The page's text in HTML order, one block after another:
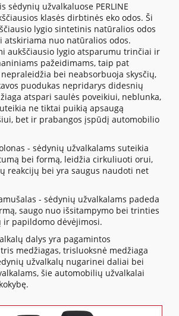
sėdynių užvalkaluose PERLINE
klasės dirbtinės eko odos. Ši
lygio sintetinis natūralios odos
atskiriama nuo natūralios odos.
aukščiausio lygio atsparumu trinčiai ir
pažeidimams, taip pat
bei neabsorbuoja skysčių,
puodukas nepridarys didesnių
atspari saulės poveikiui, neblunka,
ne tiktai puikią apsaugą
bet ir prabangos įspūdį automobilio
- sėdynių užvalkalams suteikia
bei formą, leidžia cirkuliuoti orui,
reakcijų bei yra saugus naudoti net
- sėdynių užvalkalams padeda
saugo nuo išsitampymo bei trinties
ir papildomo dėvėjimosi.
dalys yra pagamintos
medžiagas, trisluoksnė medžiaga
užvalkalų nugarinei daliai bei
šie automobilių užvalkalai